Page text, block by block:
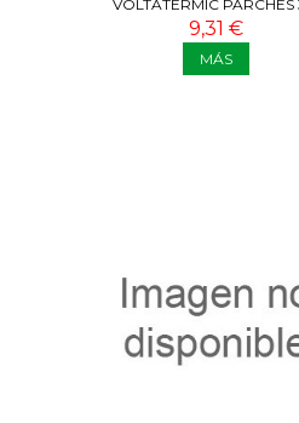
VOLTATERMIC PARCHES
9,31 €
MÁS